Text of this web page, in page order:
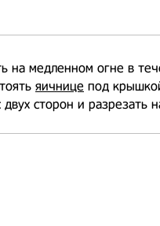
на медленном огне в
яичнице под
сторон и разрезать